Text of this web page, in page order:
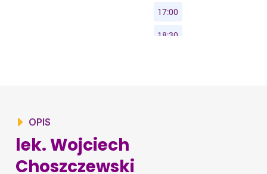
OPIS
lek. Wojciech
Choszczewski